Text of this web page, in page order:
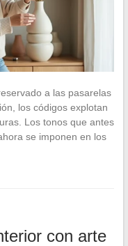
a las pasarelas
los códigos explotan
Los tonos que antes
se imponen en los
con arte